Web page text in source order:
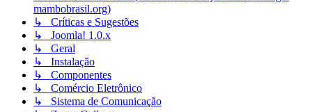
mambobrasil.org)
↳ Críticas e Sugestões
↳ Joomla! 1.0.x
↳ Geral
↳ Instalação
↳ Componentes
↳ Comércio Eletrônico
↳ Sistema de Comunicação